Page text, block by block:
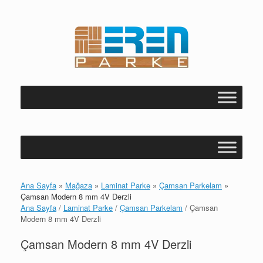
Ana Sayfa » Mağaza » Laminat Parke » Çamsan Parkelam »
Çamsan Modern 8 mm 4V Derzli
Ana Sayfa / Laminat Parke / Çamsan Parkelam / Çamsan
Modern 8 mm 4V Derzli
Çamsan Modern 8 mm 4V Derzli